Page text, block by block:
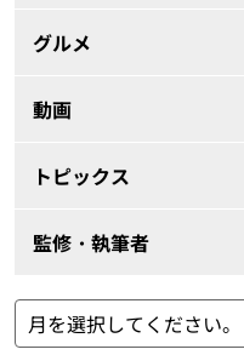
グルメ
動画
トピックス
監修・執筆者